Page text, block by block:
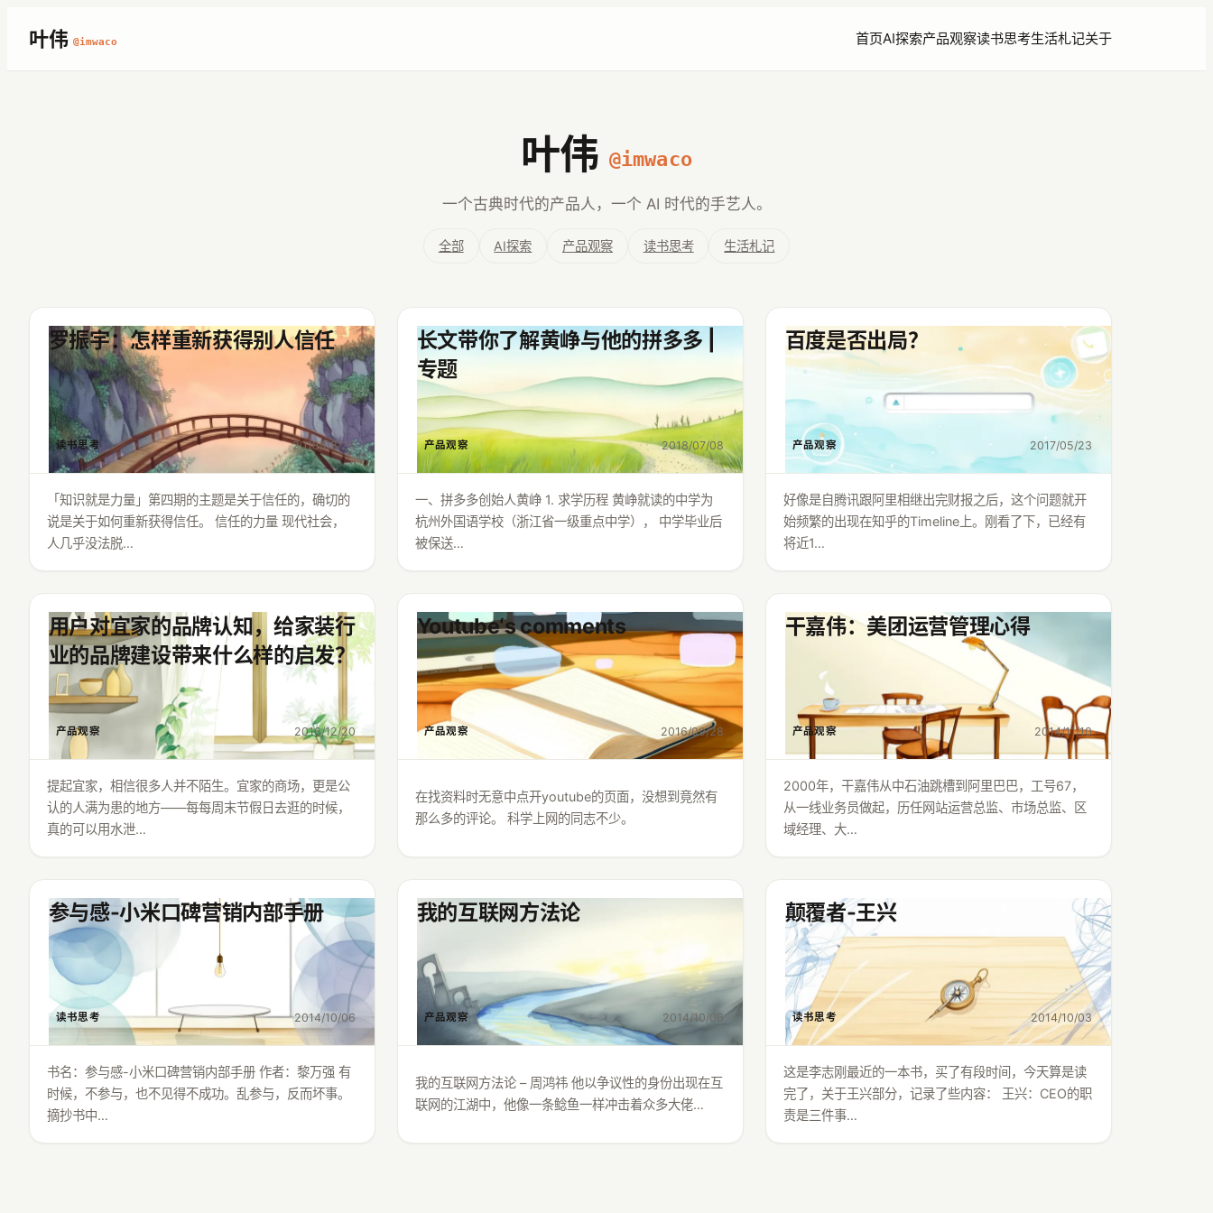
内
叶伟 @imwaco 首页AI探索产品观察读书思考生活札记关于
叶伟 @imwaco
一个古典时代的产品人，一个 AI 时代的手艺人。
全部 AI探索 产品观察 读书思考 生活札记
罗振宇：怎样重新获得别人信任
读书思考 2018/08/26
「知识就是力量」第四期的主题是关于信任的，确切的
说是关于如何重新获得信任。 信任的力量 现代社会，
人几乎没法脱…
长文带你了解黄峥与他的拼多多 |
专题
产品观察 2018/07/08
一、拼多多创始人黄峥 1. 求学历程 黄峥就读的中学为
杭州外国语学校（浙江省一级重点中学）， 中学毕业后
被保送…
百度是否出局？
产品观察 2017/05/23
好像是自腾讯跟阿里相继出完财报之后，这个问题就开
始频繁的出现在知乎的Timeline上。刚看了下，已经有
将近1…
用户对宜家的品牌认知，给家装行
业的品牌建设带来什么样的启发？
产品观察 2016/12/20
提起宜家，相信很多人并不陌生。宜家的商场，更是公
认的人满为患的地方——每每周末节假日去逛的时候，
真的可以用水泄…
Youtube‘s comments
产品观察 2016/09/28
在找资料时无意中点开youtube的页面，没想到竟然有
那么多的评论。 科学上网的同志不少。
干嘉伟：美团运营管理心得
产品观察 2014/11/10
2000年，干嘉伟从中石油跳槽到阿里巴巴，工号67，
从一线业务员做起，历任网站运营总监、市场总监、区
域经理、大…
参与感-小米口碑营销内部手册
读书思考 2014/10/06
书名：参与感-小米口碑营销内部手册 作者：黎万强 有
时候，不参与，也不见得不成功。乱参与，反而坏事。
摘抄书中…
我的互联网方法论
产品观察 2014/10/06
我的互联网方法论 – 周鸿祎 他以争议性的身份出现在互
联网的江湖中，他像一条鲶鱼一样冲击着众多大佬…
颠覆者-王兴
读书思考 2014/10/03
这是李志刚最近的一本书，买了有段时间，今天算是读
完了，关于王兴部分，记录了些内容： 王兴：CEO的职
责是三件事…